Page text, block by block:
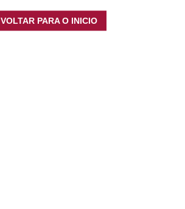
VOLTAR PARA O INICIO